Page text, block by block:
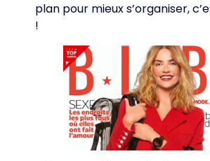
plan pour mieux s’organiser,
!